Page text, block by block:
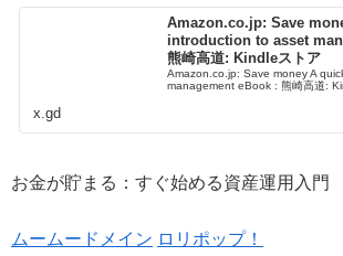
Amazon.co.jp: Save
introduction to asset
熊崎高道: Kindleストア
Amazon.co.jp: Save money A
management eBook : 熊崎高道:
x.gd
お金が貯まる：すぐ始める資産運用入門
ムームードメイン ロリポップ！